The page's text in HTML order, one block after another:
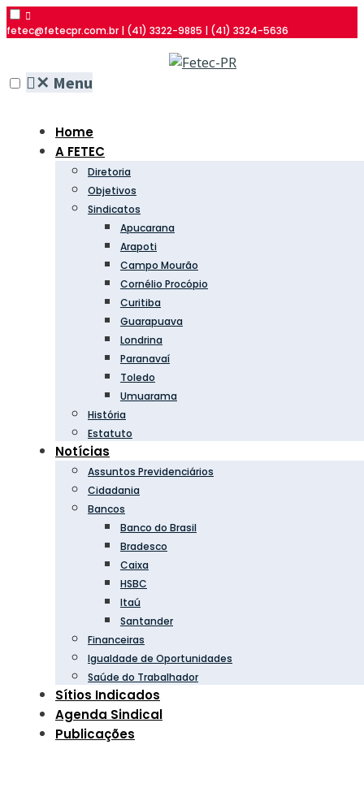
fetec@fetecpr.com.br | (41) 3322-9885 | (41) 3324-5636
✕ Menu
Home
A FETEC
Diretoria
Objetivos
Sindicatos
Apucarana
Arapoti
Campo Mourão
Cornélio Procópio
Curitiba
Guarapuava
Londrina
Paranavaí
Toledo
Umuarama
História
Estatuto
Notícias
Assuntos Previdenciários
Cidadania
Bancos
Banco do Brasil
Bradesco
Caixa
HSBC
Itaú
Santander
Financeiras
Igualdade de Oportunidades
Saúde do Trabalhador
Sítios Indicados
Agenda Sindical
Publicações